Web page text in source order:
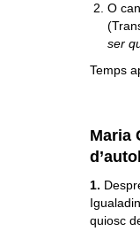
O
ser
Temps
Maria
1.
quiosc